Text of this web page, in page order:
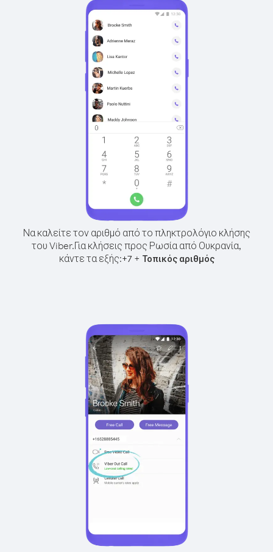
Να καλείτε τον αριθμό από το πληκτρολόγιο κλήσης
του Viber.Για κλήσεις προς Ρωσία από Ουκρανία,
κάντε τα εξής:+7+ Τοπικός αριθμός